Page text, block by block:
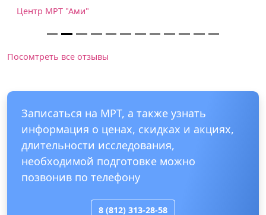
Центр МРТ "Ами"
Посомтреть все отзывы
Записаться на МРТ, а также узнать
информация о ценах, скидках и акциях,
длительности исследования,
необходимой подготовке можно
позвонив по телефону
8 (812) 313-28-58